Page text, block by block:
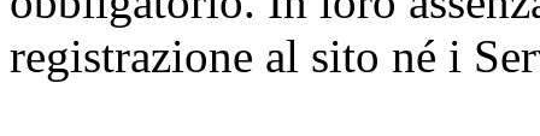
registrazione al sito né i